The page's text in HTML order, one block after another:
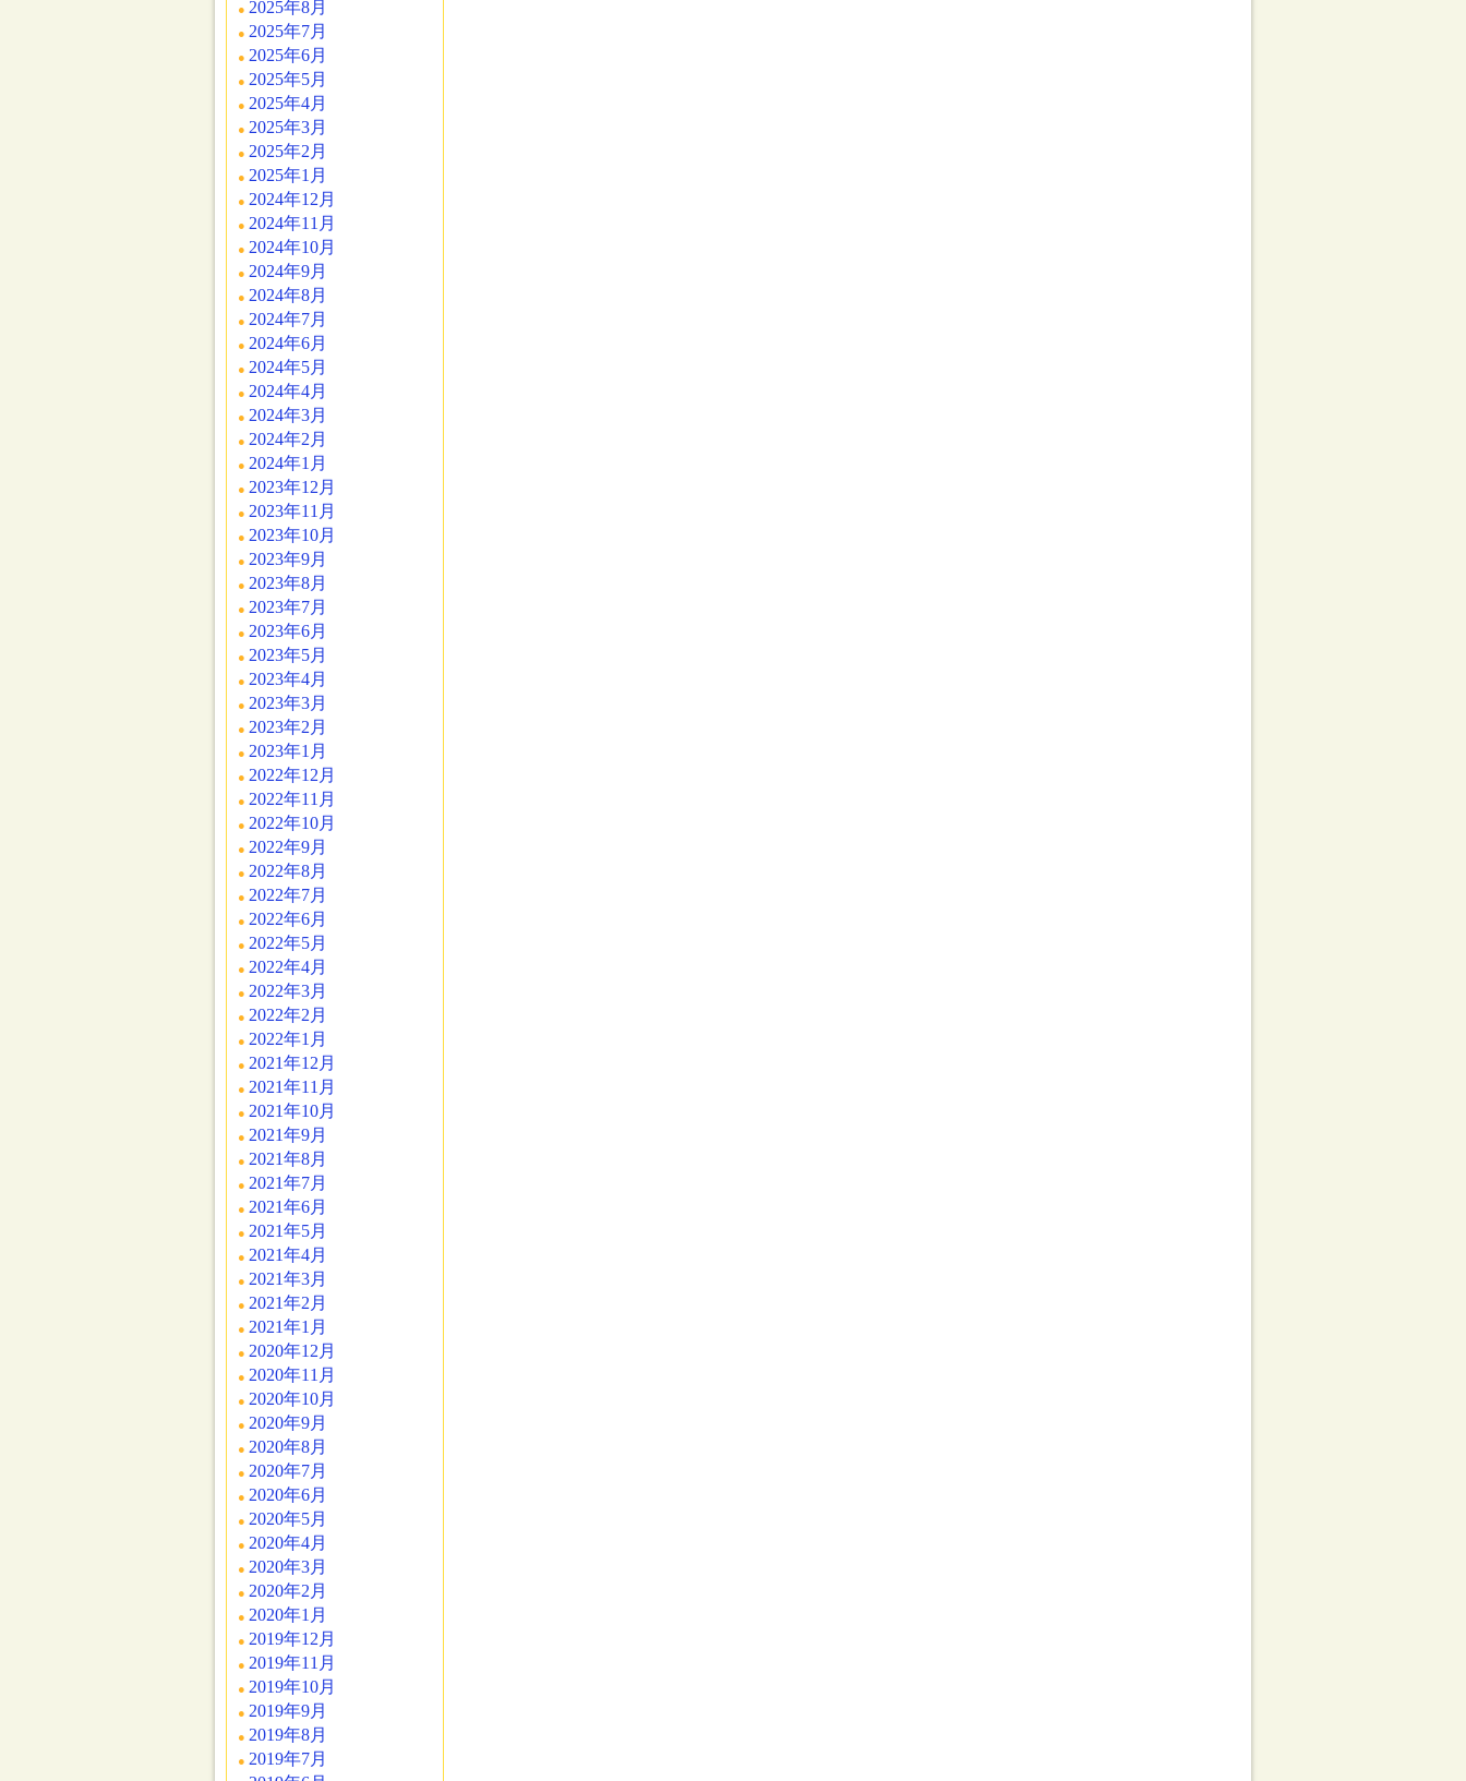
2025年8月
2025年7月
2025年6月
2025年5月
2025年4月
2025年3月
2025年2月
2025年1月
2024年12月
2024年11月
2024年10月
2024年9月
2024年8月
2024年7月
2024年6月
2024年5月
2024年4月
2024年3月
2024年2月
2024年1月
2023年12月
2023年11月
2023年10月
2023年9月
2023年8月
2023年7月
2023年6月
2023年5月
2023年4月
2023年3月
2023年2月
2023年1月
2022年12月
2022年11月
2022年10月
2022年9月
2022年8月
2022年7月
2022年6月
2022年5月
2022年4月
2022年3月
2022年2月
2022年1月
2021年12月
2021年11月
2021年10月
2021年9月
2021年8月
2021年7月
2021年6月
2021年5月
2021年4月
2021年3月
2021年2月
2021年1月
2020年12月
2020年11月
2020年10月
2020年9月
2020年8月
2020年7月
2020年6月
2020年5月
2020年4月
2020年3月
2020年2月
2020年1月
2019年12月
2019年11月
2019年10月
2019年9月
2019年8月
2019年7月